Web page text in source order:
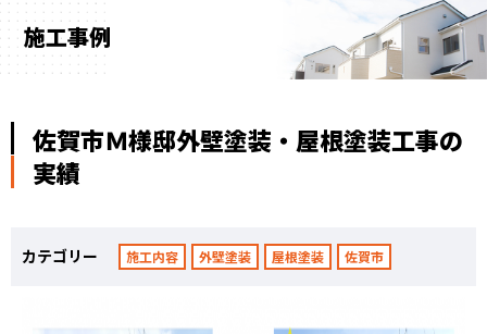
施工事例
佐賀市Ｍ様邸外壁塗装・屋根塗装工事の
実績
カテゴリー 施工内容 外壁塗装 屋根塗装 佐賀市